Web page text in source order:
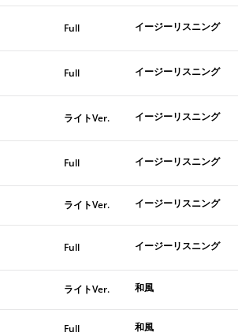
Full イージーリスニング
Full イージーリスニング
ライトVer. イージーリスニング
Full イージーリスニング
ライトVer. イージーリスニング
Full イージーリスニング
ライトVer. 和風
Full 和風